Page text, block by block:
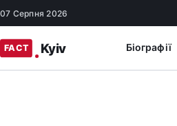
07 Серпня 2026
Біографії